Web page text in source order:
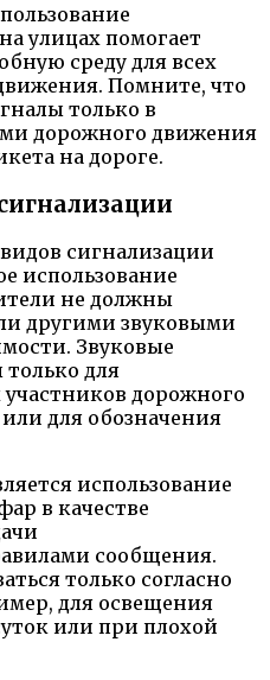
улицах помогает
среду для всех
Помните, что
только в
дорожного движения
на дороге.
сигнализации
использование
не должны
другими звуковыми
Звуковые
для
дорожного
для обозначения
использование
в качестве
сообщения.
только согласно
для освещения
или при плохой